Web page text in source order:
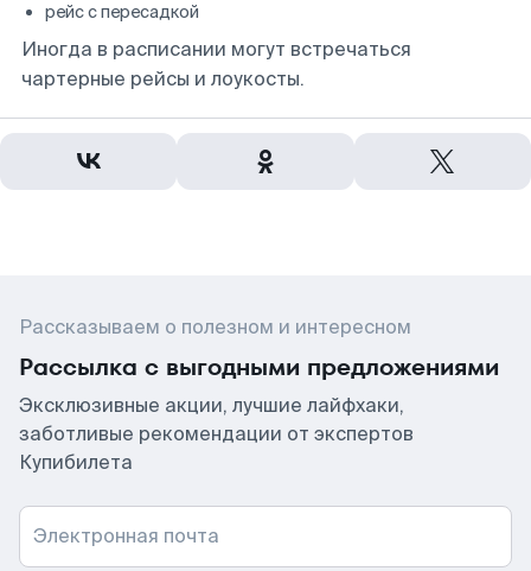
рейс с пересадкой
Иногда в расписании могут встречаться
чартерные рейсы и лоукосты.
Рассказываем о полезном и интересном
Рассылка с выгодными предложениями
Эксклюзивные акции, лучшие лайфхаки,
заботливые рекомендации от экспертов
Купибилета
Электронная почта